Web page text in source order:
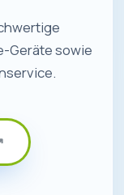
Geräte sowie